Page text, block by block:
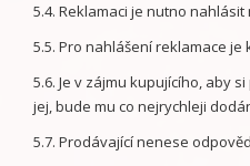
5.4. Reklamaci je nutno
5.5. Pro nahlášení reklamace
5.6. Je v zájmu kupujícího, aby
jej, bude mu co nejrychleji
5.7. Prodávající nenese